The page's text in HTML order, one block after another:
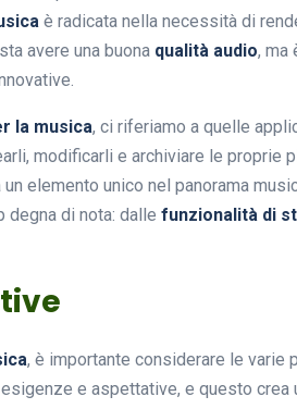
è radicata nella necessità di
avere una buona qualità audio, ma
la musica, ci riferiamo a quelle
modificarli e archiviare le proprie
elemento unico nel panorama
degna di nota: dalle funzionalità di
, è importante considerare le varie
e aspettative, e questo crea